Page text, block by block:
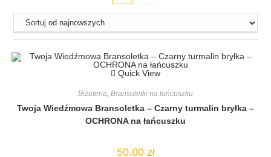
Quick View
Biżuteria, Bransoletki na łańcuszku
Twoja Wiedźmowa Bransoletka – Czarny turmalin bryłka –
OCHRONA na łańcuszku
50.00 zł